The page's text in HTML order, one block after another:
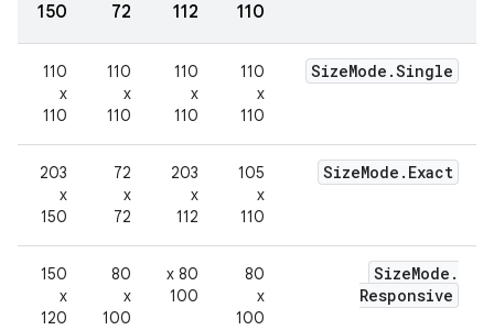
110
112
72
150
SizeMode .Single
‫110
x
110
‫110
x
110
‫110
x
110
‫110
x
110
SizeMode . Exact
‫105
x
110
‫203
x
112
‫72
x
72
‫203
x
150
SizeMode .
Responsive
‫80
x
100
‫80 x
100
‫80
x
100
‫150
x
120